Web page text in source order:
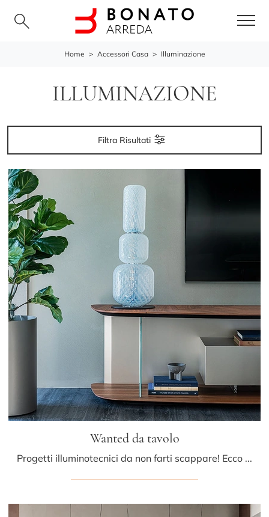
Home > Accessori Casa > Illuminazione
ILLUMINAZIONE
Filtra Risultati
Wanted da tavolo
Progetti illuminotecnici da non farti scappare! Ecco qui la lampada da tavolo Wanted da tavolo di Cattelan Italia.